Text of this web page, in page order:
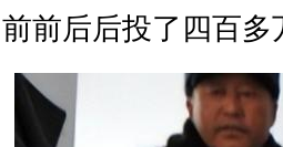
前前后后投了四百